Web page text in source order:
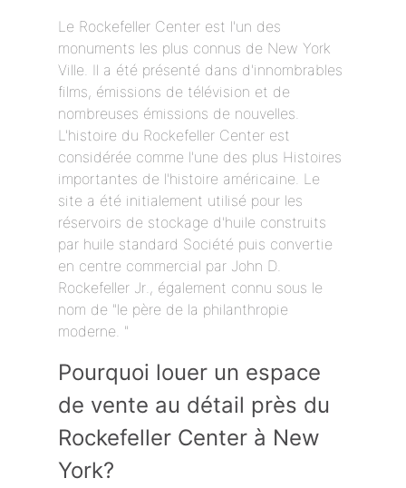
Le Rockefeller Center est l'un des
monuments les plus connus de New York
Ville. Il a été présenté dans d'innombrables
films, émissions de télévision et de
nombreuses émissions de nouvelles.
L'histoire du Rockefeller Center est
considérée comme l'une des plus Histoires
importantes de l'histoire américaine. Le
site a été initialement utilisé pour les
réservoirs de stockage d'huile construits
par huile standard Société puis convertie
en centre commercial par John D.
Rockefeller Jr., également connu sous le
nom de "le père de la philanthropie
moderne. "
Pourquoi louer un espace
de vente au détail près du
Rockefeller Center à New
York?